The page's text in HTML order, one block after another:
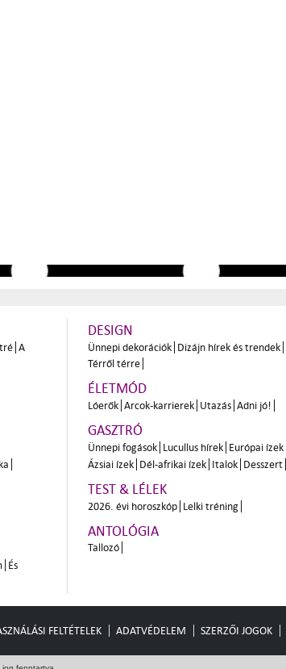
A
És
DESIGN
Ünnepi dekorációk Dizájn hírek és trendek
Térről térre
ÉLETMÓD
Lóerők Arcok-karrierek Utazás Adni jó!
GASZTRÓ
Ünnepi fogások Lucullus hírek Európai ízek
Ázsiai ízek Dél-afrikai ízek Italok Desszert
TEST & LÉLEK
2026. évi horoszkóp Lelki tréning
ANTOLÓGIA
Tallozó
FELTÉTELEK ADATVÉDELEM SZERZŐI JOGOK